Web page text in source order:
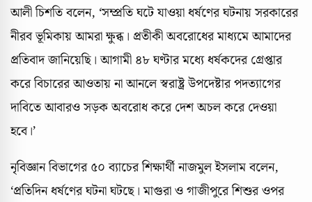
আলী চিশতি বলেন, ‘সম্প্রতি ঘটে যাওয়া ধর্ষণের ঘটনায় সরকারের
নীরব ভূমিকায় আমরা ক্ষুব্ধ। প্রতীকী অবরোধের মাধ্যমে আমাদের
প্রতিবাদ জানিয়েছি। আগামী ৪৮ ঘণ্টার মধ্যে ধর্ষকদের গ্রেপ্তার
করে বিচারের আওতায় না আনলে স্বরাষ্ট্র উপদেষ্টার পদত্যাগের
দাবিতে আবারও সড়ক অবরোধ করে দেশ অচল করে দেওয়া
হবে।’
নৃবিজ্ঞান বিভাগের ৫০ ব্যাচের শিক্ষার্থী নাজমুল ইসলাম বলেন,
‘প্রতিদিন ধর্ষণের ঘটনা ঘটছে। মাগুরা ও গাজীপুরে শিশুর ওপর